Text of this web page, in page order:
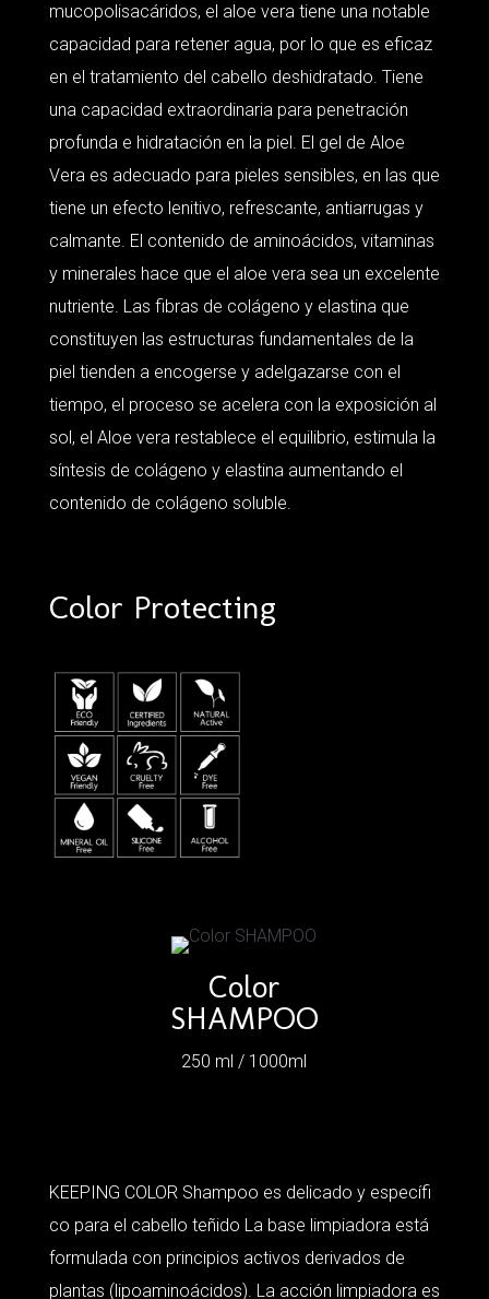
mucopolisacáridos, el aloe vera tiene una notable
capacidad para retener agua, por lo que es eficaz
en el tratamiento del cabello deshidratado. Tiene
una capacidad extraordinaria para penetración
profunda e hidratación en la piel. El gel de Aloe
Vera es adecuado para pieles sensibles, en las que
tiene un efecto lenitivo, refrescante, antiarrugas y
calmante. El contenido de aminoácidos, vitaminas
y minerales hace que el aloe vera sea un excelente
nutriente. Las fibras de colágeno y elastina que
constituyen las estructuras fundamentales de la
piel tienden a encogerse y adelgazarse con el
tiempo, el proceso se acelera con la exposición al
sol, el Aloe vera restablece el equilibrio, estimula la
síntesis de colágeno y elastina aumentando el
contenido de colágeno soluble.
Color Protecting
Color
SHAMPOO
250 ml / 1000ml
KEEPING COLOR Shampoo es delicado y específi
co para el cabello teñido La base limpiadora está
formulada con principios activos derivados de
plantas (lipoaminoácidos). La acción limpiadora es